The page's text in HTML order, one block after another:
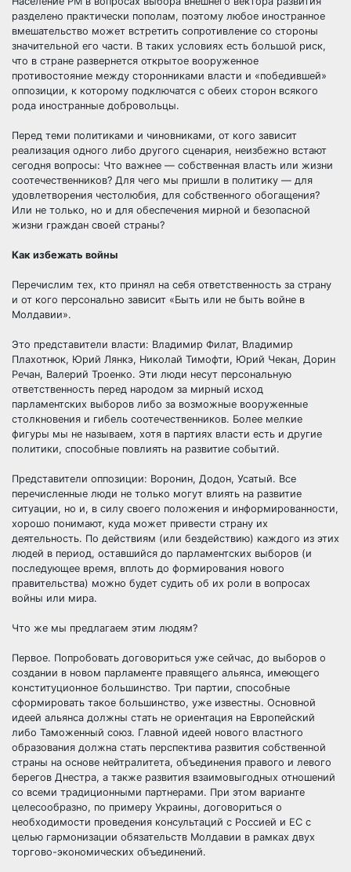
разделено практически пополам, поэтому любое иностранное
вмешательство может встретить сопротивление со стороны
значительной его части. В таких условиях есть большой риск,
что в стране развернется открытое вооруженное
противостояние между сторонниками власти и «победившей»
оппозиции, к которому подключатся с обеих сторон всякого
рода иностранные добровольцы.
Перед теми политиками и чиновниками, от кого зависит
реализация одного либо другого сценария, неизбежно встают
сегодня вопросы: Что важнее — собственная власть или жизни
соотечественников? Для чего мы пришли в политику — для
удовлетворения честолюбия, для собственного обогащения?
Или не только, но и для обеспечения мирной и безопасной
жизни граждан своей страны?
Как избежать войны
Перечислим тех, кто принял на себя ответственность за страну
и от кого персонально зависит «Быть или не быть войне в
Молдавии».
Это представители власти: Владимир Филат, Владимир
Плахотнюк, Юрий Лянкэ, Николай Тимофти, Юрий Чекан, Дорин
Речан, Валерий Троенко. Эти люди несут персональную
ответственность перед народом за мирный исход
парламентских выборов либо за возможные вооруженные
столкновения и гибель соотечественников. Более мелкие
фигуры мы не называем, хотя в партиях власти есть и другие
политики, способные повлиять на развитие событий.
Представители оппозиции: Воронин, Додон, Усатый. Все
перечисленные люди не только могут влиять на развитие
ситуации, но и, в силу своего положения и информированности,
хорошо понимают, куда может привести страну их
деятельность. По действиям (или бездействию) каждого из этих
людей в период, оставшийся до парламентских выборов (и
последующее время, вплоть до формирования нового
правительства) можно будет судить об их роли в вопросах
войны или мира.
Что же мы предлагаем этим людям?
Первое. Попробовать договориться уже сейчас, до выборов о
создании в новом парламенте правящего альянса, имеющего
конституционное большинство. Три партии, способные
сформировать такое большинство, уже известны. Основной
идеей альянса должны стать не ориентация на Европейский
либо Таможенный союз. Главной идеей нового властного
образования должна стать перспектива развития собственной
страны на основе нейтралитета, объединения правого и левого
берегов Днестра, а также развития взаимовыгодных отношений
со всеми традиционными партнерами. При этом варианте
целесообразно, по примеру Украины, договориться о
необходимости проведения консультаций с Россией и ЕС с
целью гармонизации обязательств Молдавии в рамках двух
торгово-экономических объединений.